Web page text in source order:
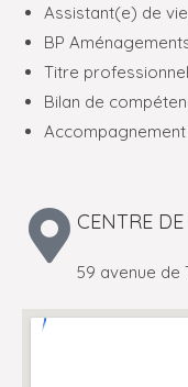
Assistant(e) de
BP
Titre
Bilan de
Accompagnement
CENTRE
59 avenue de